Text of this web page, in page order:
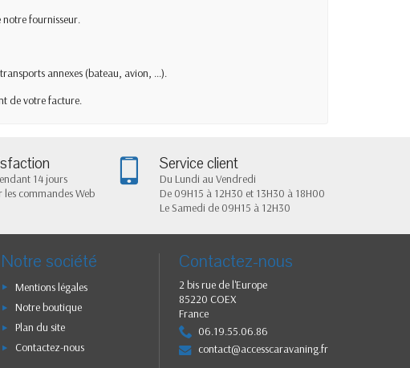
fournisseur.
annexes (bateau, avion, ...).
de votre facture.
14 jours
commandes Web
Service client
Du Lundi au Vendredi
De 09H15 à 12H30 et 13H30 à 18H00
Le Samedi de 09H15 à 12H30
Notre société
Mentions légales
Notre boutique
Plan du site
Contactez-nous
Contactez-nous
2 bis rue de l'Europe
85220 COEX
France
06.19.55.06.86
contact@accesscaravaning.fr